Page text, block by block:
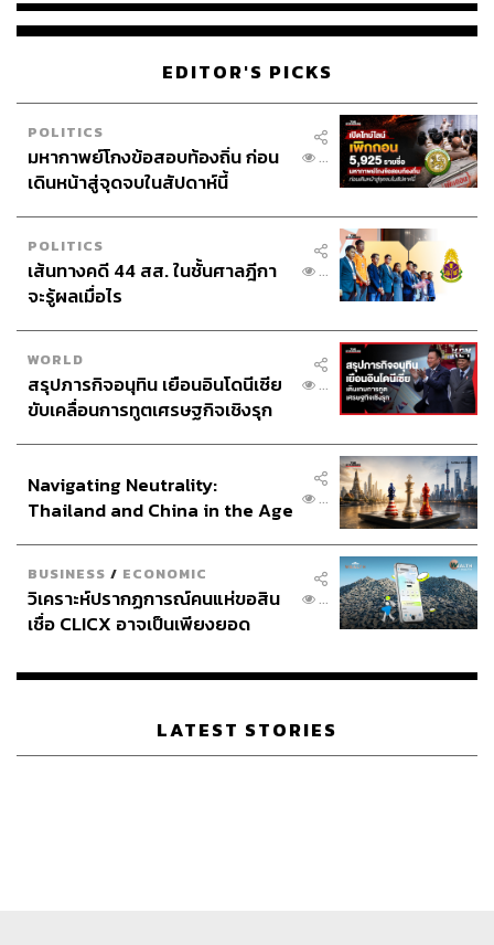
EDITOR'S PICKS
POLITICS
มหากาพย์โกงข้อสอบท้องถิ่น ก่อน
เดินหน้าสู่จุดจบในสัปดาห์นี้
...
POLITICS
เส้นทางคดี 44 สส. ในชั้นศาลฎีกา
จะรู้ผลเมื่อไร
...
WORLD
สรุปภารกิจอนุทิน เยือนอินโดนีเซีย
ขับเคลื่อนการทูตเศรษฐกิจเชิงรุก
...
Navigating Neutrality:
Thailand and China in the Age
...
BUSINESS / ECONOMIC
วิเคราะห์ปรากฏการณ์คนแห่ขอสิน
เชื่อ CLICX อาจเป็นเพียงยอด
เรือนไทยที่ถูกซุกไว้
...
LATEST STORIES